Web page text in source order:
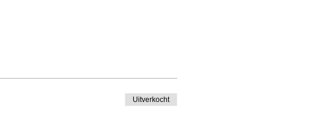
Uitverkocht